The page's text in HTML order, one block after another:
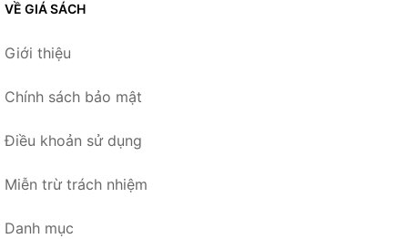
VỀ GIÁ SÁCH
Giới thiệu
Chính sách bảo mật
Điều khoản sử dụng
Miễn trừ trách nhiệm
Danh mục